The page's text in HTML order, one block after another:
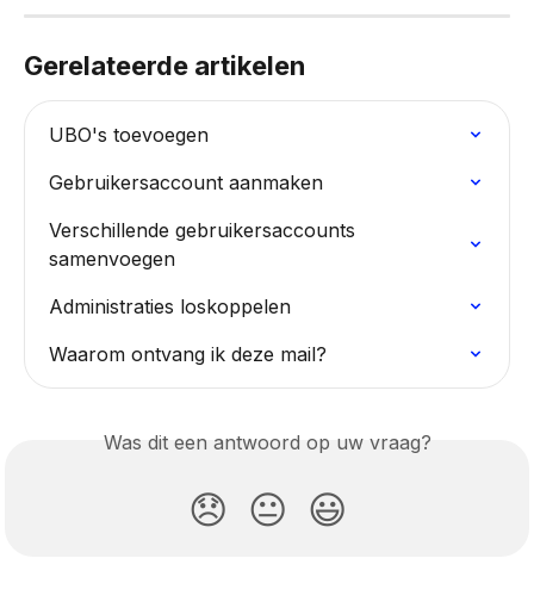
Gerelateerde artikelen
UBO's toevoegen
Gebruikersaccount aanmaken
Verschillende gebruikersaccounts
samenvoegen
Administraties loskoppelen
Waarom ontvang ik deze mail?
Was dit een antwoord op uw vraag?
😞 😐 😃